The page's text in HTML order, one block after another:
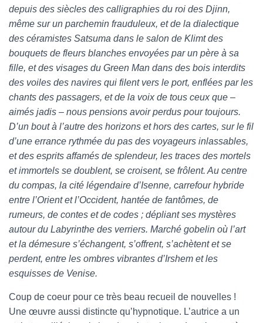
depuis des siècles des calligraphies du roi des Djinn,
même sur un parchemin frauduleux, et de la dialectique
des céramistes Satsuma dans le salon de Klimt des
bouquets de fleurs blanches envoyées par un père à sa
fille, et des visages du Green Man dans des bois interdits
des voiles des navires qui filent vers le port, enflées par les
chants des passagers, et de la voix de tous ceux que –
aimés jadis – nous pensions avoir perdus pour toujours.
D’un bout à l’autre des horizons et hors des cartes, sur le fil
d’une errance rythmée du pas des voyageurs inlassables,
et des esprits affamés de splendeur, les traces des mortels
et immortels se doublent, se croisent, se frôlent. Au centre
du compas, la cité légendaire d’Isenne, carrefour hybride
entre l’Orient et l’Occident, hantée de fantômes, de
rumeurs, de contes et de codes ; dépliant ses mystères
autour du Labyrinthe des verriers. Marché gobelin où l’art
et la démesure s’échangent, s’offrent, s’achètent et se
perdent, entre les ombres vibrantes d’Irshem et les
esquisses de Venise.
Coup de coeur pour ce très beau recueil de nouvelles !
Une œuvre aussi distincte qu’hypnotique. L’autrice a un